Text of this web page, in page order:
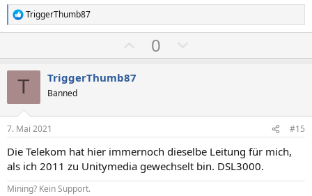
R
e
i
e
n
:
TriggerThumb87
o
t
v
e
S
0
e
t
v
e
S
T TriggerThumb87
Banned
7. Mai 2021 #15
Die Telekom hat hier immernoch dieselbe Leitung für mich,
als ich 2011 zu Unitymedia gewechselt bin. DSL3000.
Mining? Kein Support.